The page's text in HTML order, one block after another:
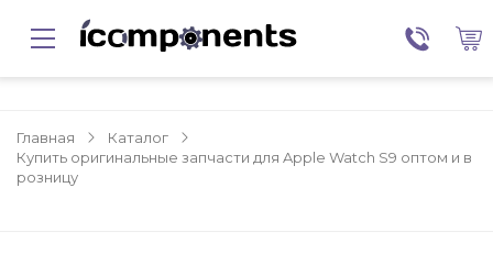
Главная
Каталог
Купить оригинальные запчасти для Apple Watch S9 оптом и в
розницу